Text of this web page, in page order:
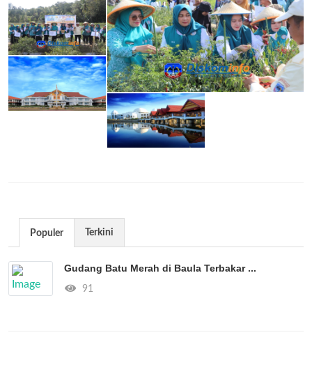
Populer Terkini
Gudang Batu Merah di Baula Terbakar ...
91